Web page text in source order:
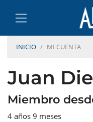
INICIO MI CUENTA
Juan
Miembro
4 años 9 meses